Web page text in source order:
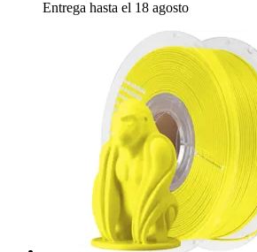
Entrega hasta el 18 agosto